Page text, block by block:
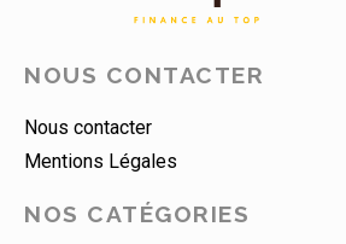
NOUS CONTACTER
Nous contacter
Mentions Légales
NOS CATÉGORIES